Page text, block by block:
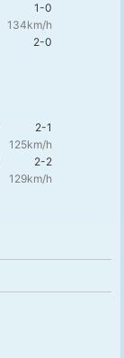
1-0
134km/h
2-0
2-1
125km/h
2-2
129km/h